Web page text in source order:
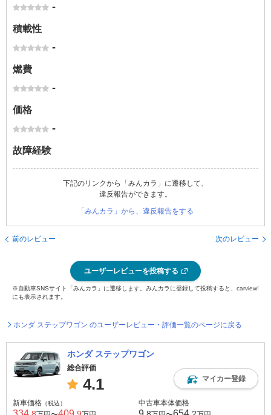
-
積載性
-
燃費
-
価格
-
故障経験
下記のリンクから「みんカラ」に遷移して、
違反報告ができます。
「みんカラ」から、違反報告をする
前のレビュー 次のレビュー
ユーザーレビューを投稿する
※自動車SNSサイト「みんカラ」に遷移します。みんカラに登録して投稿すると、carview!
にも表示されます。
ホンダ ステップワゴン のユーザーレビュー・評価一覧のページに戻る
ホンダ ステップワゴン
総合評価
4.1 マイカー登録
新車価格 （税込） 中古車本体価格